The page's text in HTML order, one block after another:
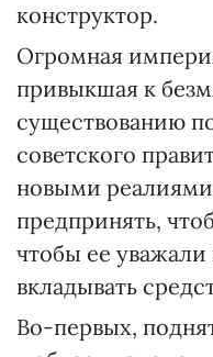
конструктор.
Огромная
привыкшая к
существованию
советского
новыми
предпринять,
чтобы ее уважали
вкладывать
Во-первых,